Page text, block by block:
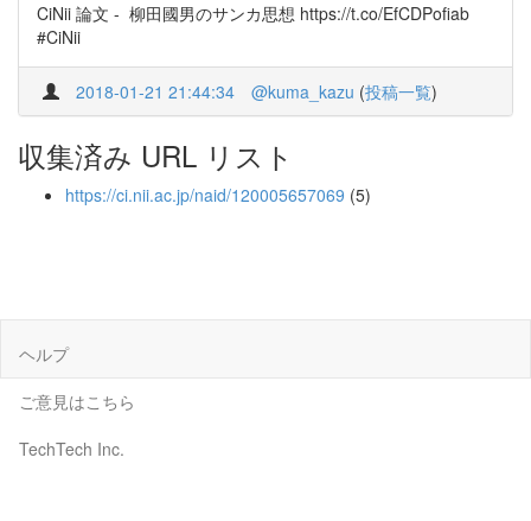
CiNii 論文 - 柳田國男のサンカ思想 https://t.co/EfCDPofiab
#CiNii
2018-01-21 21:44:34 @kuma_kazu (投稿一覧)
収集済み URL リスト
https://ci.nii.ac.jp/naid/120005657069 (5)
ヘルプ
ご意見はこちら
TechTech Inc.